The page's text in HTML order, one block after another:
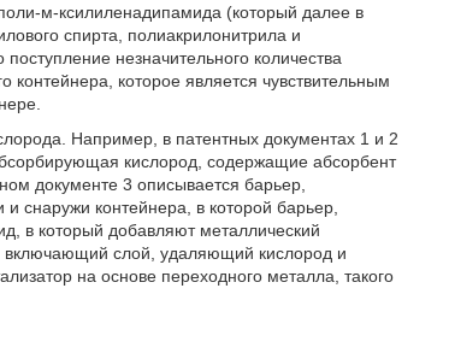
м-ксилиленадипамида (который далее в
спирта, полиакрилонитрила и
незначительного количества
контейнера, которое является чувствительным
Например, в патентных документах 1 и 2
кислород, содержащие абсорбент
документе 3 описывается барьер,
снаружи контейнера, в которой барьер,
в который добавляют металлический
включающий слой, удаляющий кислород и
на основе переходного металла, такого